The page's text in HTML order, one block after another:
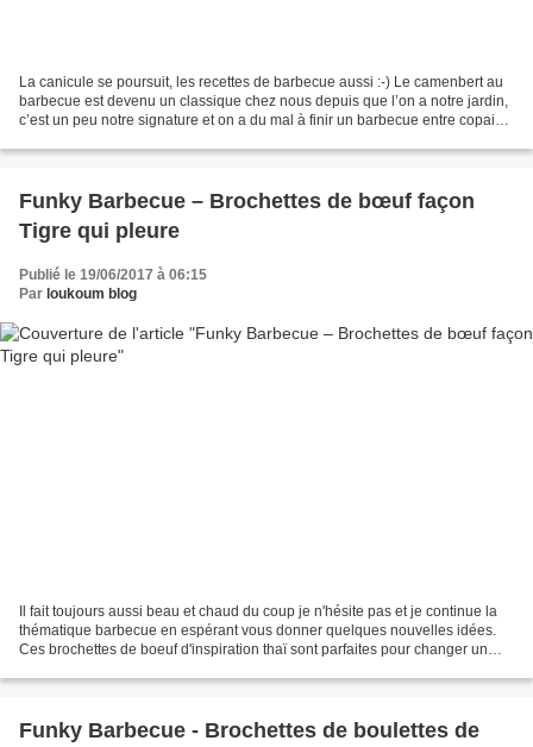
La canicule se poursuit, les recettes de barbecue aussi :-) Le camenbert au
barbecue est devenu un classique chez nous depuis que l’on a notre jardin,
c’est un peu notre signature et on a du mal à finir un barbecue entre copains
Funky Barbecue – Brochettes de bœuf façon
Tigre qui pleure
Publié le 19/06/2017 à 06:15
Par loukoum blog
Il fait toujours aussi beau et chaud du coup je n'hésite pas et je continue la
thématique barbecue en espérant vous donner quelques nouvelles idées.
Ces brochettes de boeuf d'inspiration thaï sont parfaites pour changer un
Funky Barbecue - Brochettes de boulettes de